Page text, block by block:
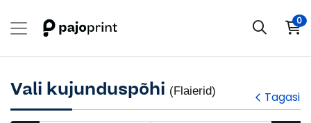
0
Vali kujunduspõhi (Flaierid) Tagasi